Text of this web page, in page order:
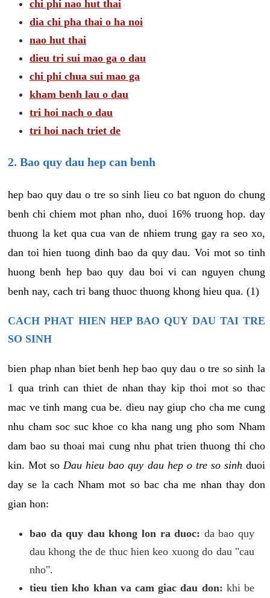
chi phi nao hut thai
dia chi pha thai o ha noi
nao hut thai
dieu tri sui mao ga o dau
chi phi chua sui mao ga
kham benh lau o dau
tri hoi nach o dau
tri hoi nach triet de
2. Bao quy dau hep can benh
hep bao quy dau o tre so sinh lieu co bat nguon do chung
benh chi chiem mot phan nho, duoi 16% truong hop. day
thuong la ket qua cua van de nhiem trung gay ra seo xo,
dan toi hien tuong dinh bao da quy dau. Voi mot so tinh
huong benh hep bao quy dau boi vi can nguyen chung
benh nay, cach tri bang thuoc thuong khong hieu qua. (1)
CACH PHAT HIEN HEP BAO QUY DAU TAI TRE
SO SINH
bien phap nhan biet benh hep bao quy dau o tre so sinh la
1 qua trinh can thiet de nhan thay kip thoi mot so thac
mac ve tinh mang cua be. dieu nay giup cho cha me cung
nhu cham soc suc khoe co kha nang ung pho som Nham
dam bao su thoai mai cung nhu phat trien thuong thi cho
kin. Mot so Dau hieu bao quy dau hep o tre so sinhduoi
day se la cach Nham mot so bac cha me nhan thay don
gian hon:
bao da quy dau khong lon ra duoc: da bao quy
dau khong the de thuc hien keo xuong do dau "cau
nho".
tieu tien kho khan va cam giac dau don: khi be